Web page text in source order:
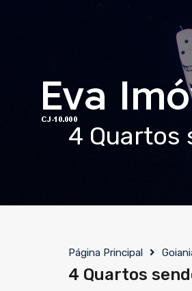
4 Quartos
Página Principal
4 Quartos